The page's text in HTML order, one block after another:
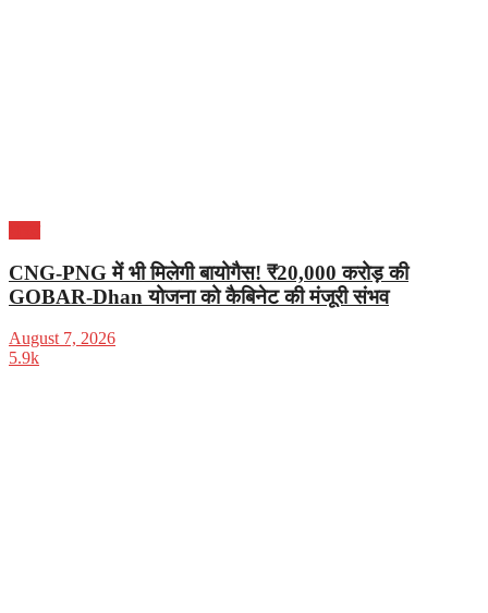
CNG-PNG में भी मिलेगी बायोगैस! ₹20,000 करोड़ की
GOBAR-Dhan योजना को कैबिनेट की मंजूरी संभव
August 7, 2026
5.9k